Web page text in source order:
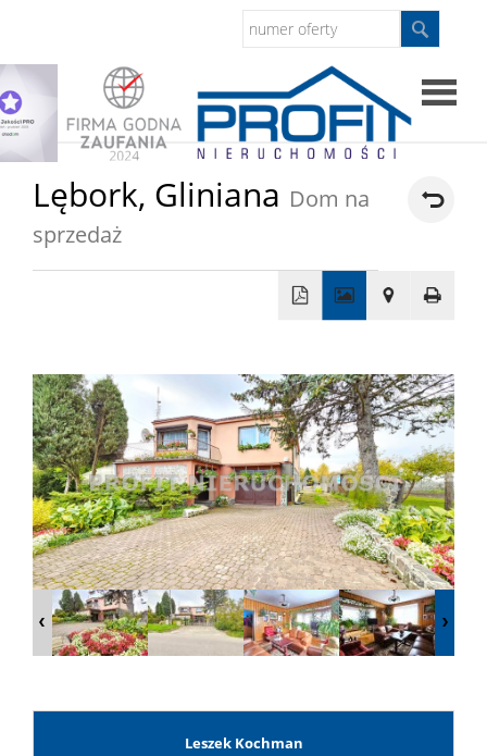
Domy
Dzialki
Lokale
Hale
Lębork, Gliniana Dom na
sprzedaż
−
Leszek Kochman